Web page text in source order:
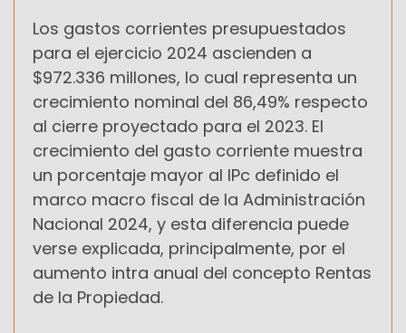
Los gastos corrientes presupuestados
para el ejercicio 2024 ascienden a
$972.336 millones, lo cual representa un
crecimiento nominal del 86,49% respecto
al cierre proyectado para el 2023. El
crecimiento del gasto corriente muestra
un porcentaje mayor al IPc definido el
marco macro fiscal de la Administración
Nacional 2024, y esta diferencia puede
verse explicada, principalmente, por el
aumento intra anual del concepto Rentas
de la Propiedad.